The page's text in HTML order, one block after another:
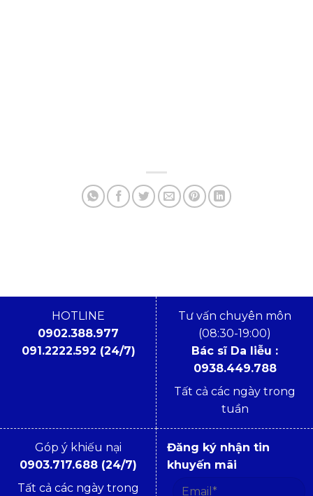
HOTLINE
0902.388.977
091.2222.592 (24/7)
Tư vấn chuyên môn
(08:30-19:00)
Bác sĩ Da liễu :
0938.449.788
Tất cả các ngày trong
tuần
Góp ý khiếu nại
0903.717.688 (24/7)
Tất cả các ngày trong
Đăng ký nhận tin
khuyến mãi